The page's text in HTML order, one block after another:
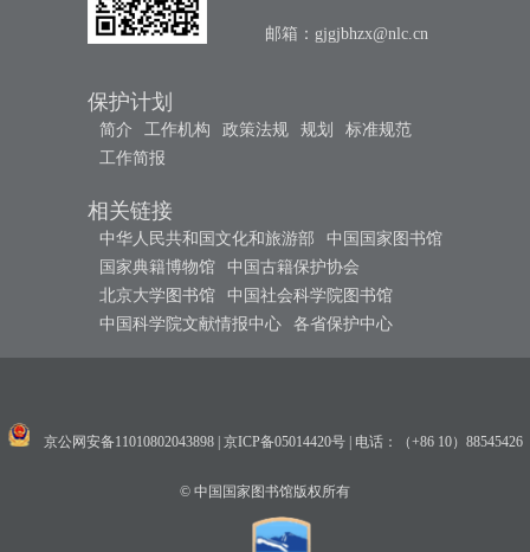
邮箱： gjgjbhzx@nlc.cn
保护计划
简介 工作机构 政策法规 规划
标准规范
工作简报
相关链接
中华人民共和国文化和旅游部
中国国家图书馆
国家典籍博物馆
中国古籍保护协会
北京大学图书馆
中国社会科学院图书馆
中国科学院文献情报中心
各省保护中心
京公网安备11010802043898 | 京ICP备05014420号 | 电话：（+86 10）88545426
© 中国国家图书馆版权所有